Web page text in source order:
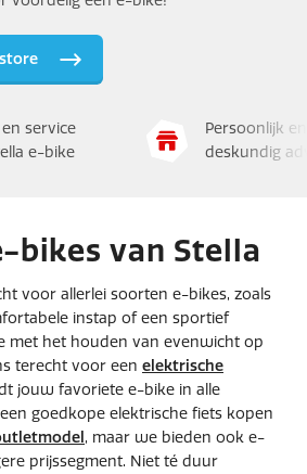
service
e-bike
Persoonlijk en
deskundig
bikes van Stella
voor allerlei soorten e-bikes, zoals
instap of een sportief
met het houden van evenwicht op
terecht voor een elektrische
jouw favoriete e-bike in alle
goedkope elektrische fiets kopen
, maar we bieden ook e-
prijssegment. Niet té duur